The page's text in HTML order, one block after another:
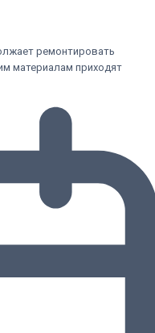
ремонтировать
материалам приходят